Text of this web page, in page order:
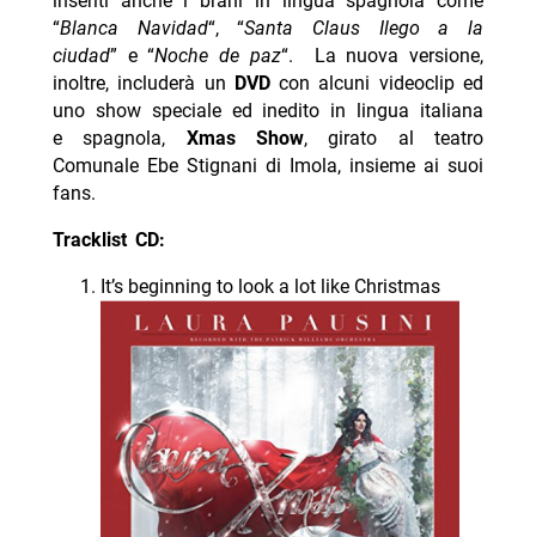
“Blanca Navidad“, “Santa Claus Ilego a la
ciudad” e “Noche de paz“. La nuova versione,
inoltre, includerà un DVDcon alcuni videoclip ed
uno show speciale ed inedito in lingua italiana
e spagnola, Xmas Show, girato al teatro
Comunale Ebe Stignani di Imola, insieme ai suoi
fans.
Tracklist CD:
It’s beginning to look a lot like Christmas